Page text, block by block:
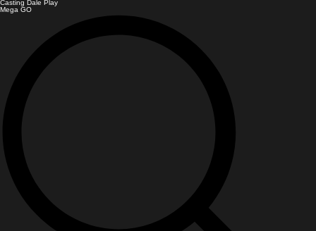
Casting Dale Play
Mega GO